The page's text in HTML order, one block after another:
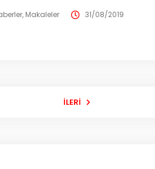
, Makaleler 31/08/2019
İLERI